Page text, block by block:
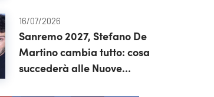
16/07/2026
Sanremo 2027, Stefano De
Martino cambia tutto: cosa
succederà alle Nuove